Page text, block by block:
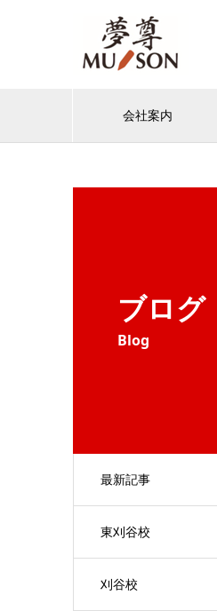
会社案内
ブログ
Blog
最新記事
東刈谷校
刈谷校